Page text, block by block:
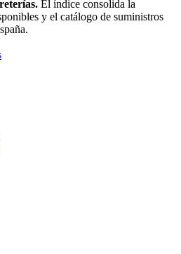
El índice consolida la
y el catálogo de suministros